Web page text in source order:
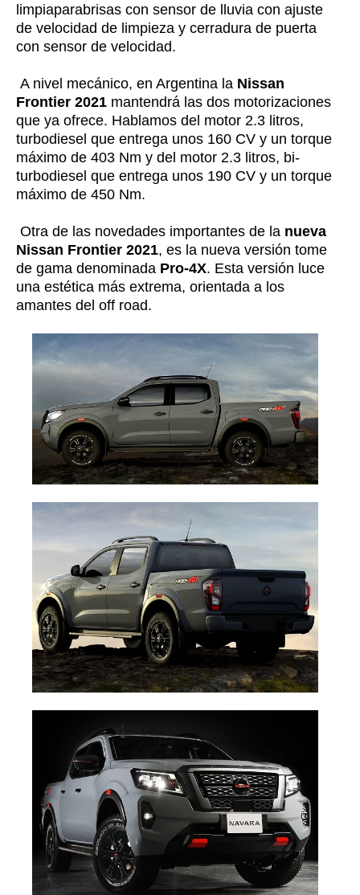
limpiaparabrisas con sensor de lluvia con ajuste
de velocidad de limpieza y cerradura de puerta
con sensor de velocidad.
A nivel mecánico, en Argentina la Nissan
Frontier 2021 mantendrá las dos motorizaciones
que ya ofrece. Hablamos del motor 2.3 litros,
turbodiesel que entrega unos 160 CV y un torque
máximo de 403 Nm y del motor 2.3 litros, bi-
turbodiesel que entrega unos 190 CV y un torque
máximo de 450 Nm.
Otra de las novedades importantes de la nueva
Nissan Frontier 2021, es la nueva versión tome
de gama denominada Pro-4X. Esta versión luce
una estética más extrema, orientada a los
amantes del off road.